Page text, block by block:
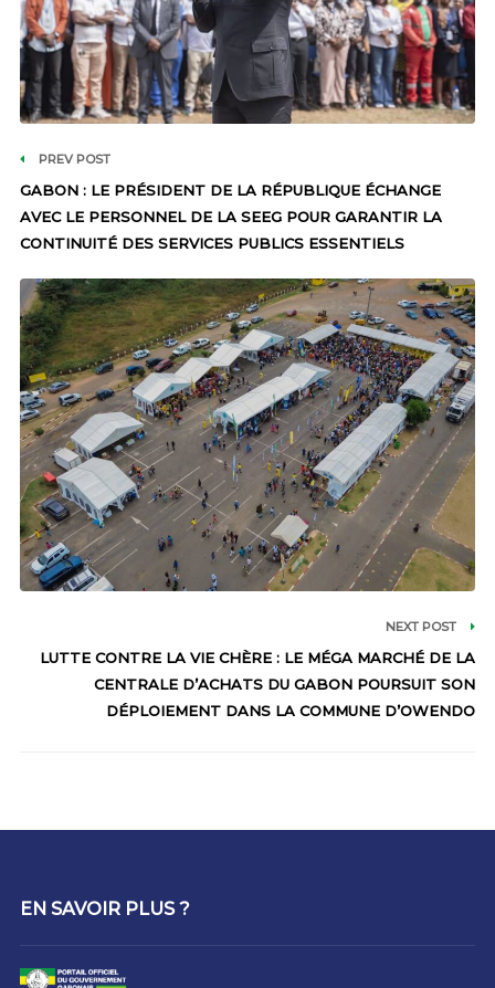
PREV POST
GABON : LE PRÉSIDENT DE LA RÉPUBLIQUE ÉCHANGE
AVEC LE PERSONNEL DE LA SEEG POUR GARANTIR LA
CONTINUITÉ DES SERVICES PUBLICS ESSENTIELS
NEXT POST
LUTTE CONTRE LA VIE CHÈRE : LE MÉGA MARCHÉ DE LA
CENTRALE D’ACHATS DU GABON POURSUIT SON
DÉPLOIEMENT DANS LA COMMUNE D’OWENDO
EN SAVOIR PLUS ?